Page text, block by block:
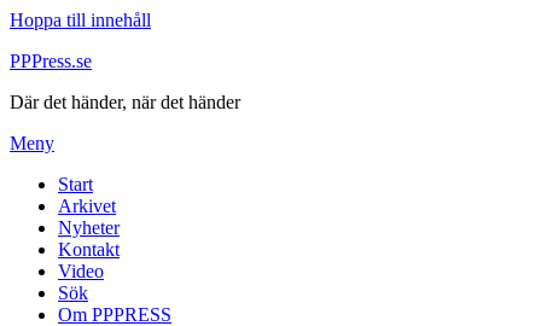
Hoppa till innehåll
PPPress.se
Där det händer, när det händer
Meny
Start
Arkivet
Nyheter
Kontakt
Video
Sök
Om PPPRESS